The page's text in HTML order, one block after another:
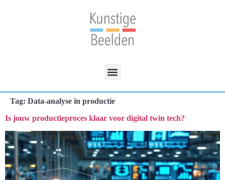
Tag: Data-analyse in productie
Is jouw productieproces klaar voor digital twin tech?